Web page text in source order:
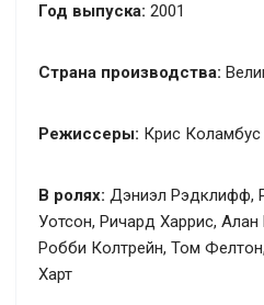
Год выпуска: 2001
Страна производства:
Режиссеры: Крис Коламбус
В ролях: Дэниэл Рэдклифф,
Уотсон, Ричард Харрис,
Робби Колтрейн, Том
Харт